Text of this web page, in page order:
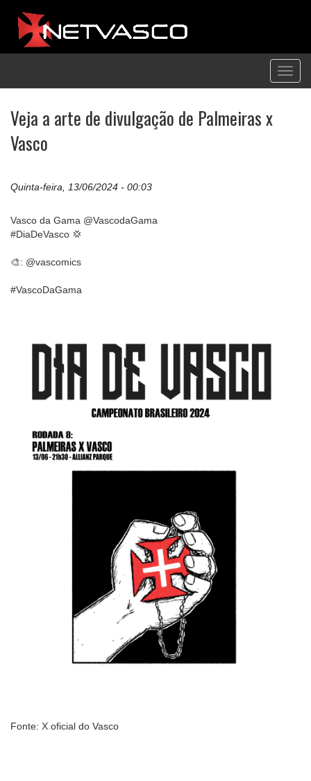
Veja a arte de divulgação de Palmeiras x
Vasco
Quinta-feira, 13/06/2024 - 00:03
Vasco da Gama @VascodaGama
#DiaDeVasco 💢
🎨: @vascomics
#VascoDaGama
Fonte: X oficial do Vasco